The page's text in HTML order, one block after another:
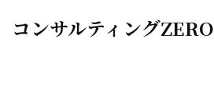
コンサルティングZERO